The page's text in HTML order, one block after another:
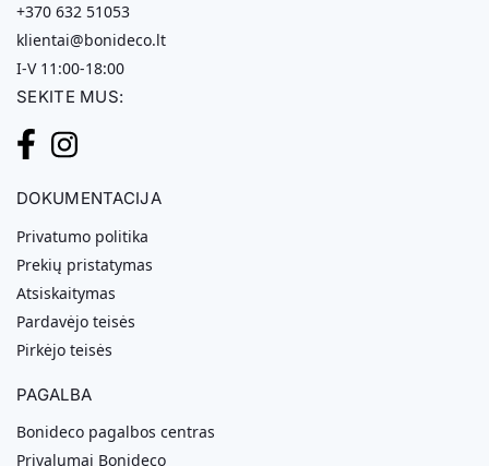
+370 632 51053
klientai@bonideco.lt
I-V 11:00-18:00
SEKITE MUS:
DOKUMENTACIJA
Privatumo politika
Prekių pristatymas
Atsiskaitymas
Pardavėjo teisės
Pirkėjo teisės
PAGALBA
Bonideco pagalbos centras
Privalumai Bonideco